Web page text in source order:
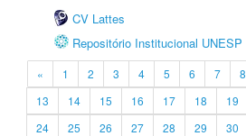
CV Lattes
Repositório Institucional UNESP
« 1 2 3 4 5 6 7 8
13
14 15 16 17 18 19
24
25 26 27 28 29 30